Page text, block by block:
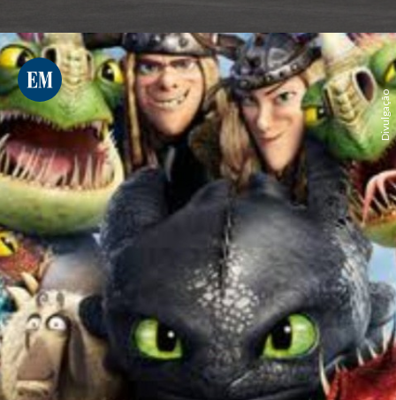
Divulgação